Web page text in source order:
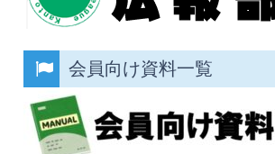
会員向け資料一覧